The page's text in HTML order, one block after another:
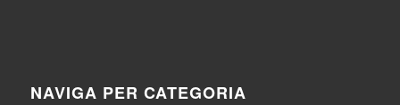
NAVIGA PER CATEGORIA